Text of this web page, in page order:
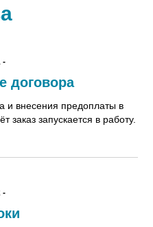
договора
и внесения предоплаты в
заказ запускается в работу.